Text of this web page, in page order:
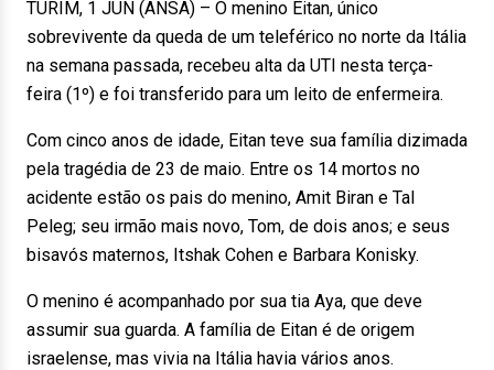
TURIM, 1 JUN (ANSA) – O menino Eitan, único
sobrevivente da queda de um teleférico no norte da Itália
na semana passada, recebeu alta da UTI nesta terça-
feira (1º) e foi transferido para um leito de enfermeira.
Com cinco anos de idade, Eitan teve sua família dizimada
pela tragédia de 23 de maio. Entre os 14 mortos no
acidente estão os pais do menino, Amit Biran e Tal
Peleg; seu irmão mais novo, Tom, de dois anos; e seus
bisavós maternos, Itshak Cohen e Barbara Konisky.
O menino é acompanhado por sua tia Aya, que deve
assumir sua guarda. A família de Eitan é de origem
israelense, mas vivia na Itália havia vários anos.